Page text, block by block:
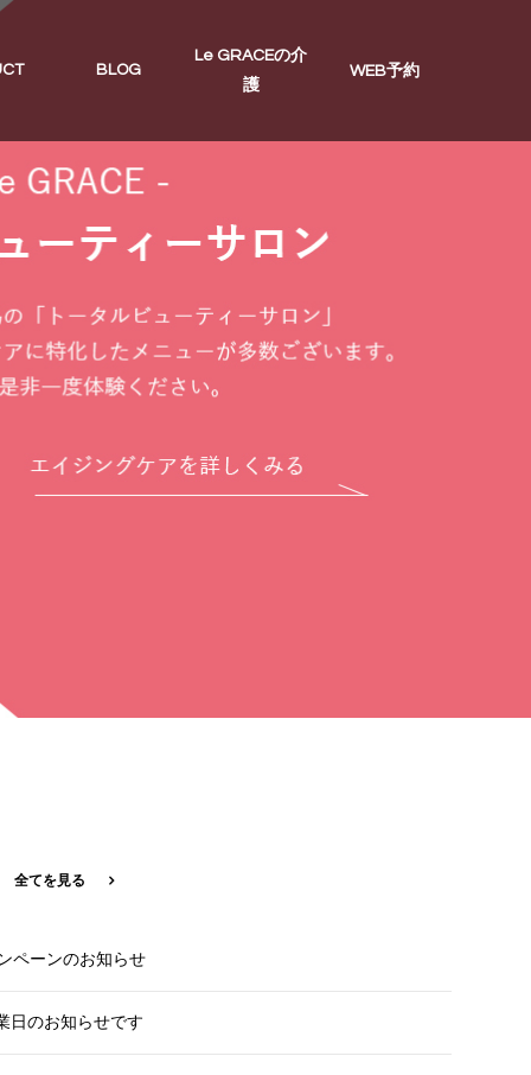
BLOG
Le GRACEの介
護
WEB予約
全てを見る
ペーンのお知らせ
のお知らせです